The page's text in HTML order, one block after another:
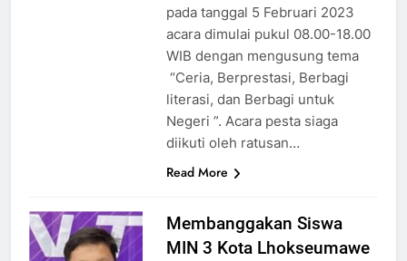
pada tanggal 5 Februari 2023
acara dimulai pukul 08.00-18.00
WIB dengan mengusung tema
“Ceria, Berprestasi, Berbagi
literasi, dan Berbagi untuk
Negeri ”. Acara pesta siaga
diikuti oleh ratusan…
Read More
Membanggakan Siswa
MIN 3 Kota Lhokseumawe